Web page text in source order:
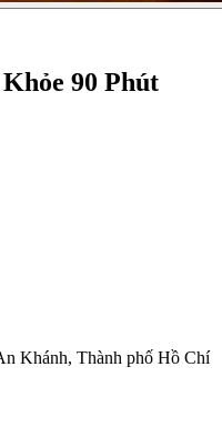
90 Phút
Khánh, Thành phố Hồ Chí